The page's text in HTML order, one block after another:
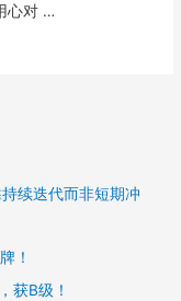
心对 …
续迭代而非短期冲
！
获B级！